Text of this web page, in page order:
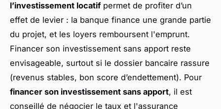
l’investissement locatifpermet de profiter d’un
effet de levier : la banque finance une grande partie
du projet, et les loyers remboursent l'emprunt.
Financer son investissement sans apport reste
envisageable, surtout si le dossier bancaire rassure
(revenus stables, bon score d’endettement). Pour
financer son investissement sans apport, il est
conseillé de négocier le taux et l'assurance